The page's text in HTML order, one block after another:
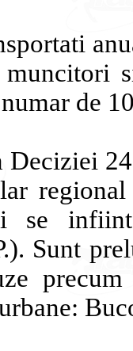
muncitori
numar de
Deciziei
se
Sunt
precum
: